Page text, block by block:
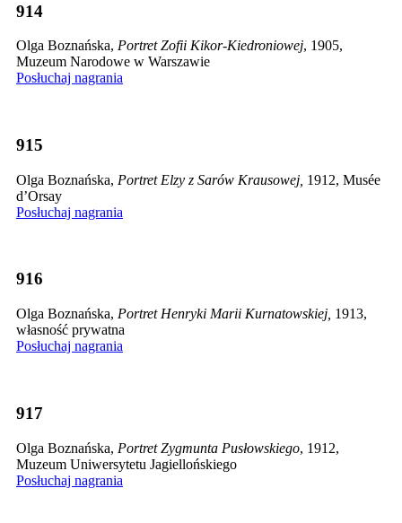
914
Olga Boznańska, Portret Zofii Kikor-Kiedroniowej, 1905,
Muzeum Narodowe w Warszawie
Posłuchaj nagrania
915
Olga Boznańska, Portret Elzy z Sarów Krausowej, 1912, Musée
d’Orsay
Posłuchaj nagrania
916
Olga Boznańska, Portret Henryki Marii Kurnatowskiej, 1913,
własność prywatna
Posłuchaj nagrania
917
Olga Boznańska, Portret Zygmunta Pusłowskiego, 1912,
Muzeum Uniwersytetu Jagiellońskiego
Posłuchaj nagrania